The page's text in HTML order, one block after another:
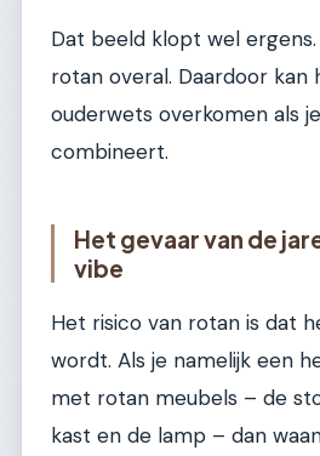
Dat beeld klopt wel ergens.
rotan overal. Daardoor kan
ouderwets overkomen als
combineert.
Het gevaar van de
vibe
Het risico van rotan is dat
wordt. Als je namelijk een
met rotan meubels – de
kast en de lamp – dan